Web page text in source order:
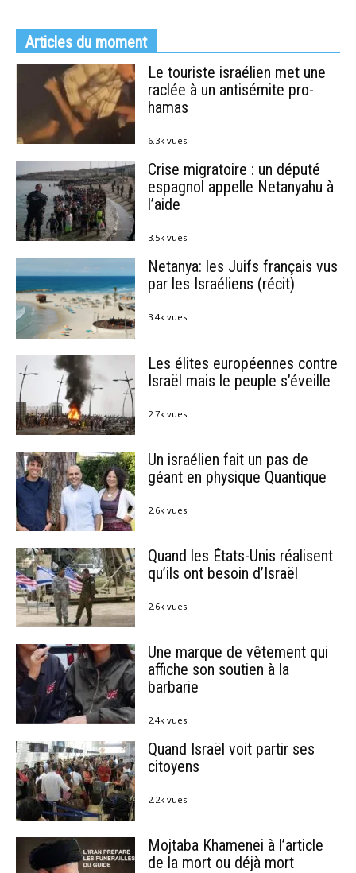
Articles du moment
Le touriste israélien met une
raclée à un antisémite pro-
hamas
6.3k vues
Crise migratoire : un député
espagnol appelle Netanyahu à
l’aide
3.5k vues
Netanya: les Juifs français vus
par les Israéliens (récit)
3.4k vues
Les élites européennes contre
Israël mais le peuple s’éveille
2.7k vues
Un israélien fait un pas de
géant en physique Quantique
2.6k vues
Quand les États-Unis réalisent
qu’ils ont besoin d’Israël
2.6k vues
Une marque de vêtement qui
affiche son soutien à la
barbarie
2.4k vues
Quand Israël voit partir ses
citoyens
2.2k vues
Mojtaba Khamenei à l’article
de la mort ou déjà mort